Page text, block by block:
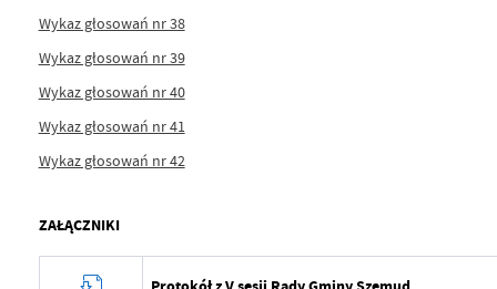
Wykaz głosowań nr 38
Wykaz głosowań nr 39
Wykaz głosowań nr 40
Wykaz głosowań nr 41
Wykaz głosowań nr 42
ZAŁĄCZNIKI